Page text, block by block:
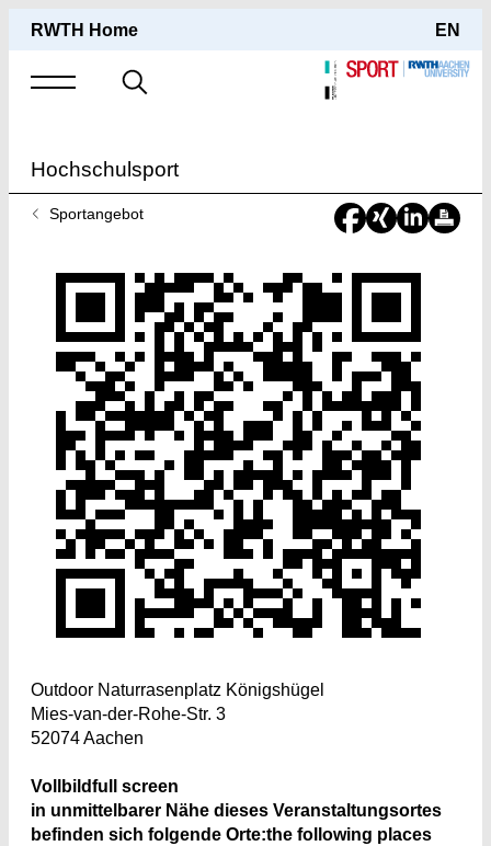
RWTH Home EN
Suche
Hochschulsport
SieSportangebot
Outdoor Naturrasenplatz Königshügel
Mies-van-der-Rohe-Str. 3
52074 Aachen
Vollbildfull screen
in unmittelbarer Nähe dieses Veranstaltungsortes
befinden sich folgende Orte:the following places